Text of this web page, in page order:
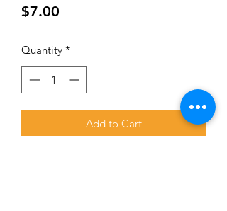
$7.00
Quantity *
Add to Cart